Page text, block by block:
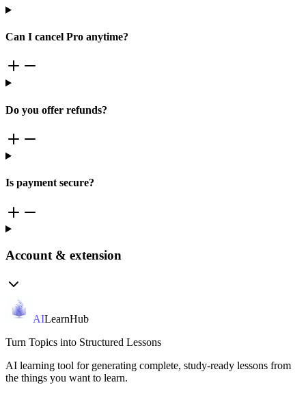
Can I cancel Pro anytime?
Do you offer refunds?
Is payment secure?
Account & extension
AILearnHub
Turn Topics into Structured Lessons
AI learning tool for generating complete, study-ready lessons from
the things you want to learn.